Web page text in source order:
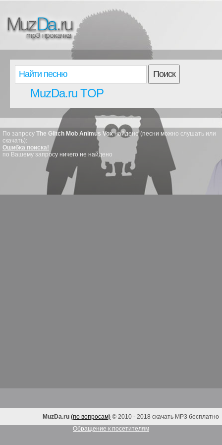
Поиск
MuzDa.ru TOP
По запросу The Glitch Mob Animus Voxнайдено (песни можно слушать или
скачать):
Ошибка поиска!
по Вашему запросу ничего не найдено
MuzDa.ru (по вопросам) © 2010 - 2018 скачать MP3 бесплатно
Обращение к посетителям